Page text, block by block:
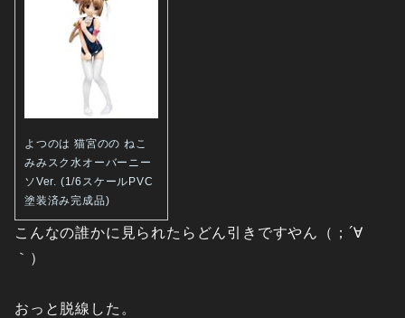
よつのは 猫宮のの ねこ
みみスク水オーバーニー
ソVer. (1/6スケールPVC
塗装済み完成品)
こんなの誰かに見られたらどん引きですやん（；´∀
｀）
おっと脱線した。